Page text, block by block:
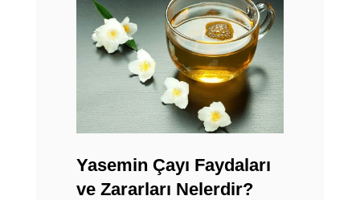
Yasemin Çayı Faydaları
ve Zararları Nelerdir?